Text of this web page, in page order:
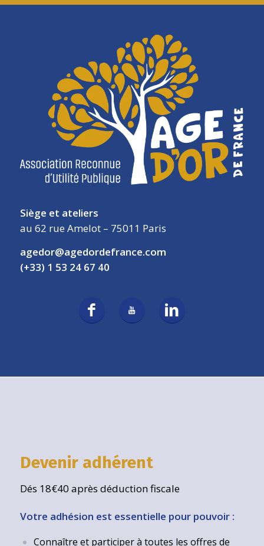
Siège et ateliers
au 62 rue Amelot – 75011 Paris
agedor@agedordefrance.com
(+33) 1 53 24 67 40
Devenir adhérent
Dés 18€40 après déduction fiscale
Votre adhésion est essentielle pour pouvoir :
Connaître et participer à toutes les offres de